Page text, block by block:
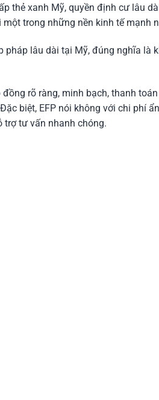
thẻ xanh Mỹ, quyền định cư lâu
trong những nền kinh tế mạnh
lâu dài tại Mỹ, đúng nghĩa là
rõ ràng, minh bạch, thanh
biệt, EFP nói không với chi phí
trợ tư vấn nhanh chóng.